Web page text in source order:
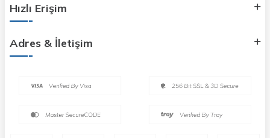
Hızlı Erişim
Adres & İletişim